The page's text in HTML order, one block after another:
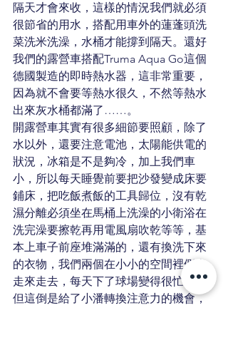
隔天才會來收，這樣的情況我們就必須
很節省的用水，搭配用車外的蓮蓬頭洗
菜洗米洗澡，水桶才能撐到隔天。還好
我們的露營車搭配Truma Aqua Go這個
德國製造的即時熱水器，這非常重要，
因為就不會要等熱水很久，不然等熱水
出來灰水桶都滿了……。
開露營車其實有很多細節要照顧，除了
水以外，還要注意電池，太陽能供電的
狀況，冰箱是不是夠冷，加上我們車
小，所以每天睡覺前要把沙發變成床要
鋪床，把吃飯煮飯的工具歸位，沒有乾
濕分離必須坐在馬桶上洗澡的小衛浴在
洗完澡要擦乾再用電風扇吹乾等等，基
本上車子前座堆滿滿的，還有換洗下來
的衣物，我們兩個在小小的空間裡側身
走來走去，每天下了球場變得很忙碌，
但這倒是給了小潘轉換注意力的機會，